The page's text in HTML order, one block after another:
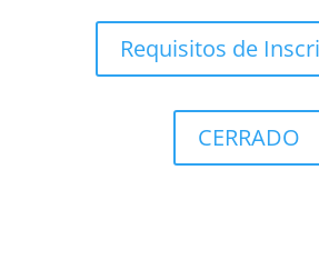
Requisitos de
CERRADO